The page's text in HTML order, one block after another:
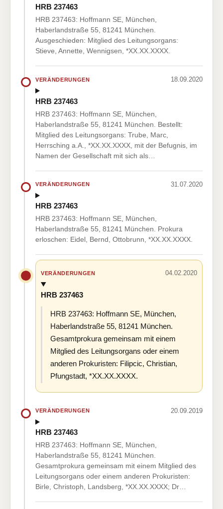
HRB 237463
HRB 237463: Hoffmann SE, München,
Haberlandstraße 55, 81241 München.
Ausgeschieden: Mitglied des Leitungsorgans:
Stieve, Annette, Wennigsen, *XX.XX.XXXX.
VERÄNDERUNGEN 18.09.2020
HRB 237463
HRB 237463: Hoffmann SE, München,
Haberlandstraße 55, 81241 München. Bestellt:
Mitglied des Leitungsorgans: Trube, Marc,
Herrsching a.A., *XX.XX.XXXX, mit der Befugnis, im
Namen der Gesellschaft mit sich als…
VERÄNDERUNGEN 31.07.2020
HRB 237463
HRB 237463: Hoffmann SE, München,
Haberlandstraße 55, 81241 München. Prokura
erloschen: Eidel, Bernd, Ottobrunn, *XX.XX.XXXX.
VERÄNDERUNGEN 04.02.2020
HRB 237463
HRB 237463: Hoffmann SE, München,
Haberlandstraße 55, 81241 München.
Gesamtprokura gemeinsam mit einem
Mitglied des Leitungsorgans oder einem
anderen Prokuristen: Filipcic, Christian,
Pfungstadt, *XX.XX.XXXX.
VERÄNDERUNGEN 20.09.2019
HRB 237463
HRB 237463: Hoffmann SE, München,
Haberlandstraße 55, 81241 München.
Gesamtprokura gemeinsam mit einem Mitglied des
Leitungsorgans oder einem anderen Prokuristen:
Birle, Christoph, Landsberg, *XX.XX.XXXX; Dr…